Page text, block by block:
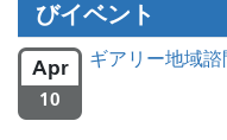
びイベント
Apr
10
ギアリー地域諮